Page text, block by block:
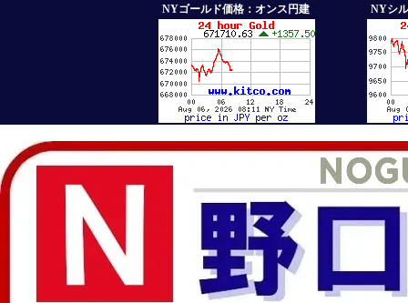
NYゴールド価格：オンス円建 NYシ